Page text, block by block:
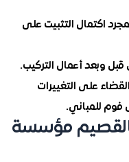
التثبيت على
أعمال التركيب.
التغييرات
مؤسسة